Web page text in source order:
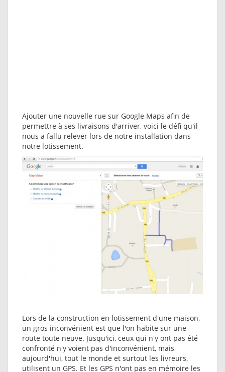
Ajouter une nouvelle rue sur Google Maps afin de
permettre à ses livraisons d'arriver, voici le défi qu'il
nous a fallu relever lors de notre installation dans
notre lotissement.
Lors de la construction en lotissement d'une maison,
un gros inconvénient est que l'on habite sur une
route toute neuve. Jusqu'ici, ceux qui n'y ont pas été
confronté n'y voient pas d'inconvénient, mais
aujourd'hui, tout le monde et surtout les livreurs,
utilisent un GPS. Et les GPS n'ont pas en mémoire les